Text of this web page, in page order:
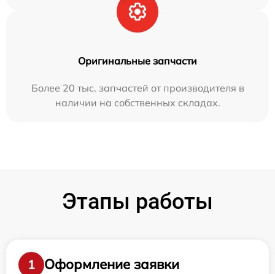
Оригинальные запчасти
Более 20 тыс. запчастей от производителя в
наличии на собственных складах.
Этапы работы
1
Оформление заявки